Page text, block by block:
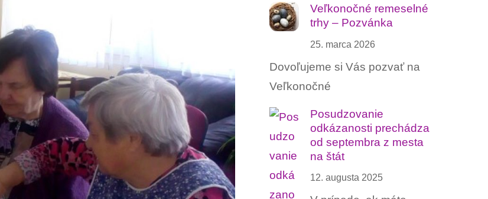
Veľkonočné remeselné
trhy – Pozvánka
25. marca 2026
Dovoľujeme si Vás pozvať na
Veľkonočné
Posudzovanie
odkázanosti prechádza
od septembra z mesta
na štát
12. augusta 2025